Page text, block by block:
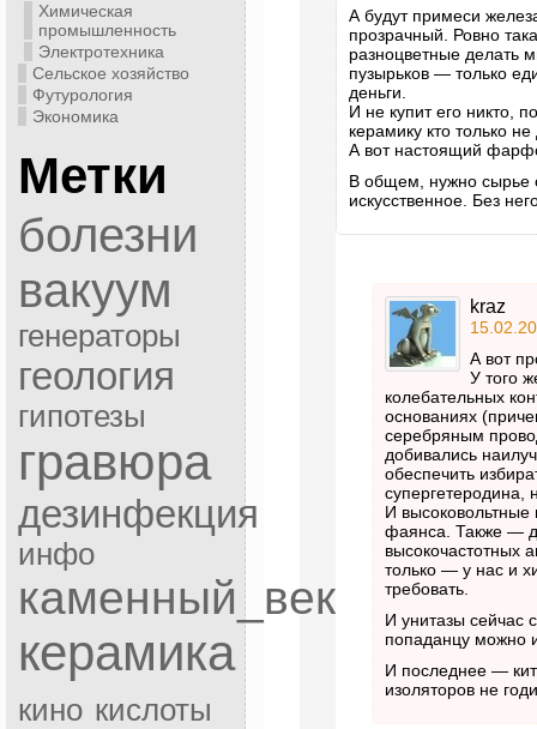
Химическая
промышленность
Электротехника
Сельское хозяйство
Футурология
Экономика
Метки
болезни
вакуум
генераторы
геология
гипотезы
гравюра
дезинфекция
инфо
каменный_век
керамика
кино кислоты
А будут примеси
прозрачный. Ровно
разноцветные делать
пузырьков — только
деньги.
И не купит его никто,
керамику кто только не
А вот настоящий
В общем, нужно сырье
искусственное. Без
kraz
А вот
У того
колебательных
основаниях
серебряным
добивались
обеспечить
супергетеродина,
И
фаянса. Также —
высокочастотных
только — у нас и
требовать.
И унитазы сейчас
попаданцу можно
И последнее —
изоляторов не